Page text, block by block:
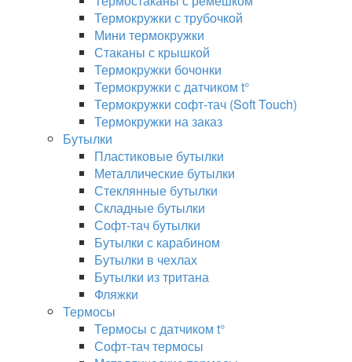
Термокружки с трубочкой
Мини термокружки
Стаканы с крышкой
Термокружки бочонки
Термокружки с датчиком t°
Термокружки софт-тач (Soft Touch)
Термокружки на заказ
Бутылки
Пластиковые бутылки
Металлические бутылки
Стеклянные бутылки
Складные бутылки
Софт-тач бутылки
Бутылки с карабином
Бутылки в чехлах
Бутылки из тритана
Фляжки
Термосы
Термосы с датчиком t°
Софт-тач термосы